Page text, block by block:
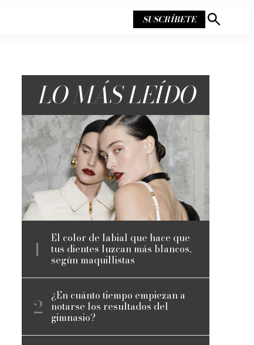
SUSCRÍBETE
Mostrar
LO MÁS LEÍDO
El color de labial que hace que
tus dientes luzcan más blancos,
según maquillistas
¿En cuánto tiempo empiezan a
notarse los resultados del
gimnasio?